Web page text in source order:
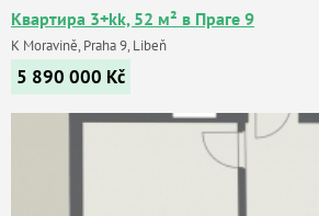
Квартира 3+kk, 52 м² в Праге 9
K Moravině, Praha 9, Libeň
5 890 000 Kč